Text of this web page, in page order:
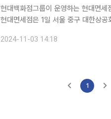
현대백화점그룹이 운영하는 현대면
현대면세점은 1일 서울 중구 대한상
상공회의소가 주관하는 행사로, 현대
2024-11-03 14:18
1